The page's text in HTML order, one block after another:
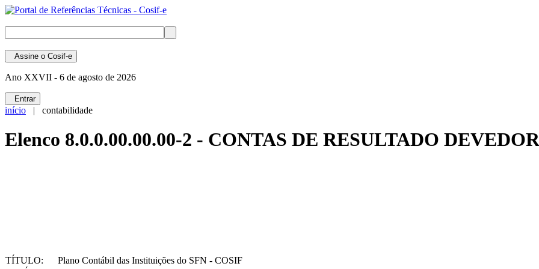
Assine o Cosif-e
Ano XXVII - 6 de agosto de 2026
Entrar
início | contabilidade
Elenco 8.0.0.00.00.00-2 - CONTAS DE RESULTADO
TÍTULO:
Plano Contábil das Instituições do SFN - COSIF